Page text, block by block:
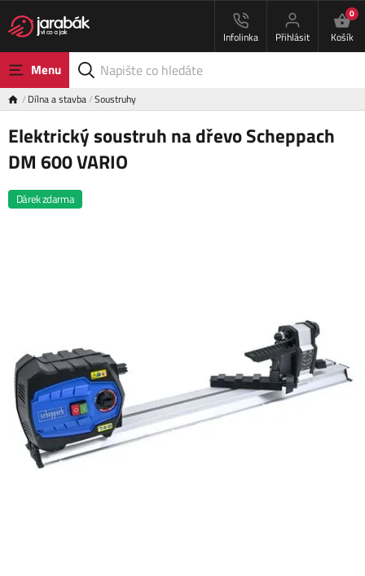
Infolinka Přihlásit
0
Košík
Menu
Dílna a stavba Soustruhy
Elektrický soustruh na dřevo Scheppach
DM 600 VARIO
Dárek zdarma